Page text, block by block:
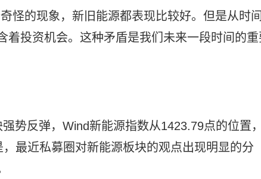
怪的现象，新旧能源都表现比较好。但是从时间
着投资机会。这种矛盾是我们未来一段时间的重
势反弹，Wind新能源指数从1423.79点的位置，
最近私募圈对新能源板块的观点出现明显的分